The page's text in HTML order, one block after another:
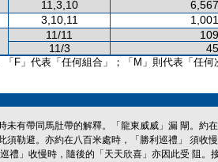
11,3,10
3,10,11
11/11
11/3
F」代表「任何組合」；「M」則代表「任何
未有帶同馬肚帶的解釋。「龍東威威」漏 閘。約
須勒避。亦約在八百米處時，「勝利巡禮」 須收
禮」收慢時，隨後的「天天欣喜」亦因此受 阻